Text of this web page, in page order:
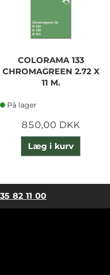
COLORAMA 133
CHROMAGREEN 2.72 X
11 M.
På lager
850,00 DKK
Læg i kurv
35 82 11 00